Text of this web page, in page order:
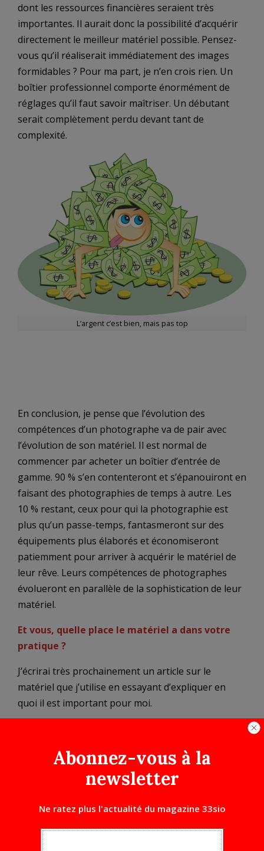
dont les ressources financières seraient très
importantes. Il aurait donc la possibilité d’acquérir
directement le meilleur matériel possible. Pensez-
vous qu’il réaliserait immédiatement des images
formidables ? Pour ma part, je n’en crois rien. Un
boîtier professionnel comporte énormément de
réglages qu’il faut savoir maîtriser. Un débutant
serait complètement perdu devant tant de
complexité.
L’argent c’est bien, mais pas top
En conclusion, je pense que l’évolution des
compétences d’un photographe va de pair avec
l’évolution de son matériel. Il est normal de
commencer par acheter un boîtier d’entrée de
gamme. 90 % s’en contenteront et s’épanouiront en
faisant des photographies de temps à autre. Les
10 % restant, ceux pour qui la photographie est
plus qu’un passe-temps, fantasmeront sur des
équipements plus élaborés et économiseront
patiemment pour arriver à acquérir le matériel de
leur rêve. Leurs compétences de photographes
évolueront en parallèle de la sophistication de leur
matériel.
Et vous, quelle place le matériel a dans votre
pratique ?
J’écrirai très prochainement un article sur le
matériel que j’utilise en essayant d’expliquer en
quoi il est important pour moi.
fenêtre…énormément de sujets sont à portée de
Digitalrev (je m’excuse pour les non-anglophones) pour
lesquelles des photographes professionnels plus ou
Abonnez-vous à la
newsletter
Ne ratez plus l'actualité du magazine 33sio